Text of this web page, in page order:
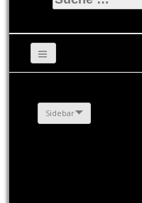
nach:
Sidebar